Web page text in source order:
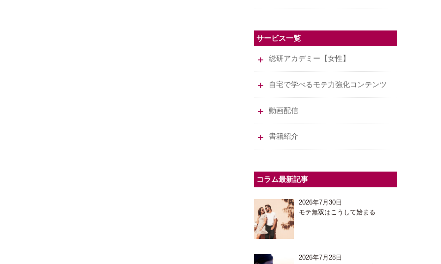
サービス一覧
総研アカデミー【女性】
自宅で学べるモテ力強化コンテンツ
動画配信
書籍紹介
コラム最新記事
2026年7月30日
モテ無双はこうして始まる
2026年7月28日